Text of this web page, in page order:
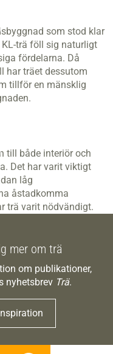
som stod klar
trä föll sig naturligt
fördelarna. Då
har träet dessutom
tillför en mänsklig
till både interiör och
Det har varit viktigt
låg
åstadkomma
trä varit nödvändigt.
mer om trä
om publikationer,
nyhetsbrev Trä.